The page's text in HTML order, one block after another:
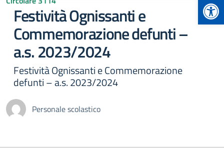
Festività Ognissanti e
Commemorazione defunti –
a.s. 2023/2024
Festività Ognissanti e Commemorazione
defunti – a.s. 2023/2024
Personale scolastico